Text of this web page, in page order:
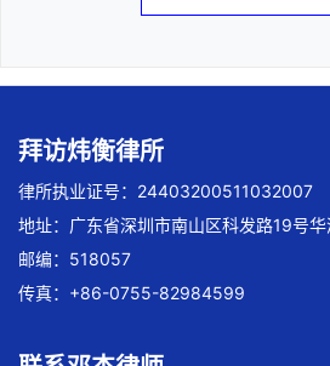
拜访炜衡律所
律所执业证号：24403200511032007
地址：广东省深圳市南山区科发路19号
邮编：518057
传真：+86-0755-82984599